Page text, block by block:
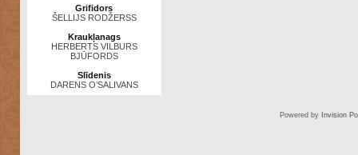
Grifidors
ŠELLIJS RODŽERSS
Kraukļanags
HERBERTS VILBURS
BJŪFORDS
Slīdenis
DARENS O’SALIVANS
Powered by Invision